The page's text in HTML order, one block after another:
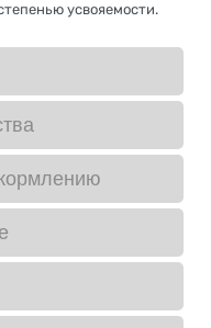
усвояемости.